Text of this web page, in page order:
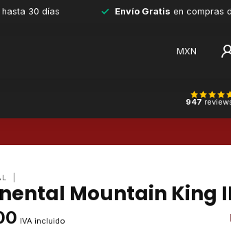
hasta 30 días Envío Gratis en compras
MXN
947
Mountain King
IVA incluido